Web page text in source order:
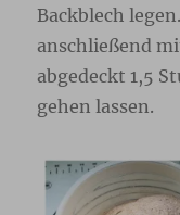
Backblech
anschließend
abgedeckt 1,5
gehen lassen.